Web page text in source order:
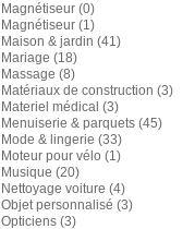
Magnétiseur(0)
Magnétiseur(1)
Maison & jardin (41)
Mariage (18)
Massage (8)
Matériaux de construction (3)
Materiel médical (3)
Menuiserie & parquets(45)
Mode & lingerie (33)
Moteur pour vélo (1)
Musique (20)
Nettoyage voiture (4)
Objet personnalisé (3)
Opticiens(3)